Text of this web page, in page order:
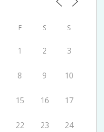
F S S
1 2 3
8 9 10
15 16 17
22 23 24